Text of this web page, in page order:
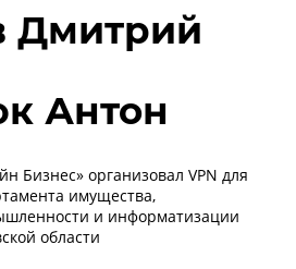
Дмитрий
Антон
Бизнес» организовал VPN для
имущества,
и информатизации
области